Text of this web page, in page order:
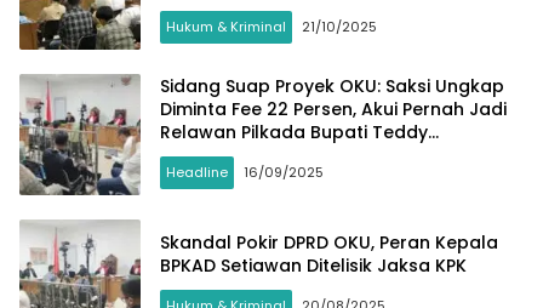
Hukum & Kriminal 21/10/2025
Sidang Suap Proyek OKU: Saksi Ungkap
Diminta Fee 22 Persen, Akui Pernah Jadi
Relawan Pilkada Bupati Teddy
Meilwansyah
Headline 16/09/2025
Skandal Pokir DPRD OKU, Peran Kepala
BPKAD Setiawan Ditelisik Jaksa KPK